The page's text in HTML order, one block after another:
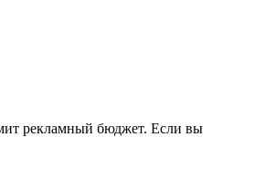
рекламный бюджет. Если вы